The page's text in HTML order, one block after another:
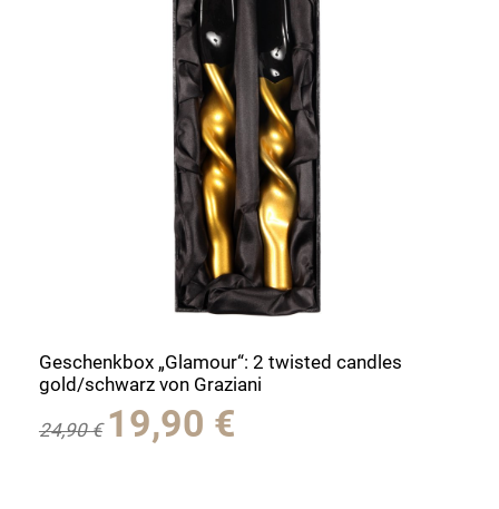
Geschenkbox „Glamour“: 2 twisted candles
gold/schwarz von Graziani
24,90€
Ursprünglicher
Preis
19,90 €